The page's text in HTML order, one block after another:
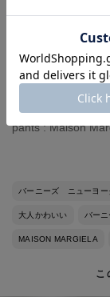
ムが出るのが苦手
ドレスやジャケ
tops : VICTORIA
shirts : MADISON
pants : Maison
バーニーズ ニューヨー
大人かわいい バー
MAISON MARGIELA
こ